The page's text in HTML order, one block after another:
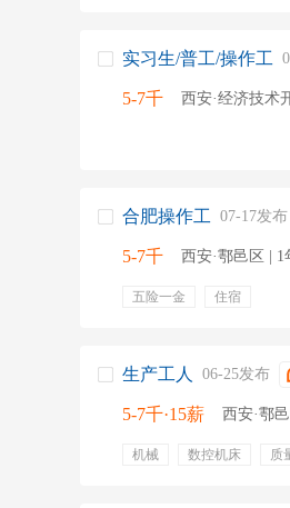
实习生/普工/操作工
5-7千 西安·经济技术
合肥操作工 07-17发布
5-7千 西安·鄠邑区 |
五险一金 住宿
生产工人 06-25发布
5-7千·15薪 西安·鄠
机械 数控机床 质